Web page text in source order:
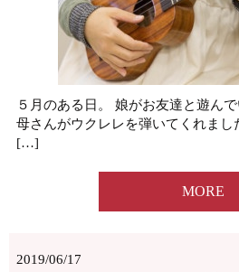
５月のある日。 娘がお友達と遊ん
母さんがウクレレを弾いてくれまし
[…]
MORE
2019/06/17